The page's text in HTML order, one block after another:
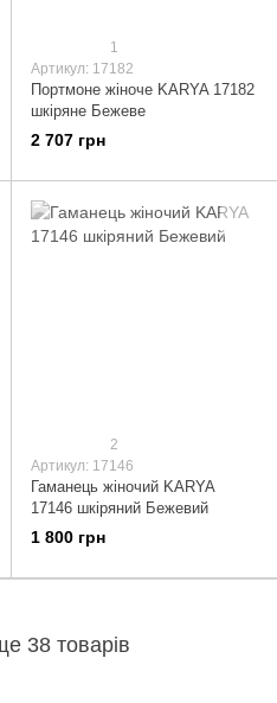
1
Артикул: 17182
Портмоне жіноче KARYA 17182
шкіряне Бежеве
2 707 грн
2
Артикул: 17146
Гаманець жіночий KARYA
17146 шкіряний Бежевий
1 800 грн
38 товарів